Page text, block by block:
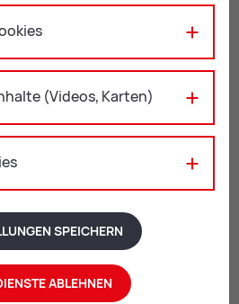
Internationalen
(Videos, Karten)
SPEICHERN
ABLEHNEN